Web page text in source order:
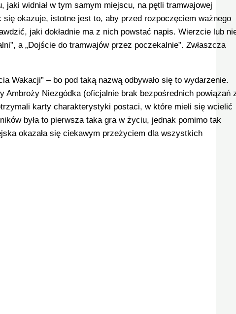
jaki widniał w tym samym miejscu, na pętli tramwajowej
okazuje, istotne jest to, aby przed rozpoczęciem ważnego
jaki dokładnie ma z nich powstać napis. Wierzcie lub
a „Dojście do tramwajów przez poczekalnie”. Zwłaszcza
Wakacji” – bo pod taką nazwą odbywało się to wydarzenie.
Ambroży Niezgódka (oficjalnie brak bezpośrednich powiązań
karty charakterystyki postaci, w które mieli się wcielić
była to pierwsza taka gra w życiu, jednak pomimo tak
okazała się ciekawym przeżyciem dla wszystkich